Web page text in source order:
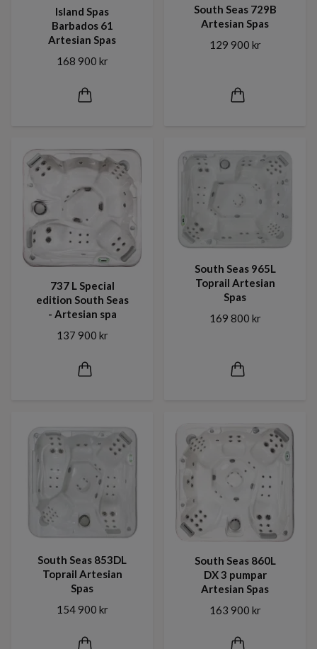
Island Spas
Barbados 61
Artesian Spas
168 900 kr
South Seas 729B
Artesian Spas
129 900 kr
737 L Special
edition South Seas
- Artesian spa
137 900 kr
South Seas 965L
Toprail Artesian
Spas
169 800 kr
South Seas 853DL
Toprail Artesian
Spas
154 900 kr
South Seas 860L
DX 3 pumpar
Artesian Spas
163 900 kr